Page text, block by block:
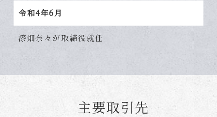
令和4年6月
漆畑奈々が取締役就任
主要取引先